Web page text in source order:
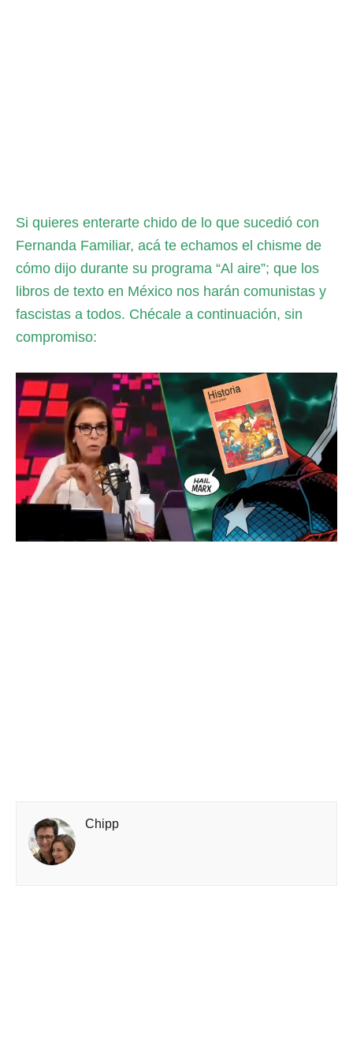
Si quieres enterarte chido de lo que sucedió con
Fernanda Familiar, acá te echamos el chisme de
cómo dijo durante su programa “Al aire”; que los
libros de texto en México nos harán comunistas y
fascistas a todos. Chécale a continuación, sin
compromiso:
Chipp